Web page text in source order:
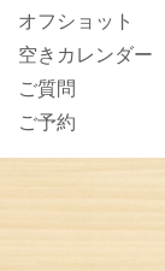
オフショット
空きカレンダー
ご質問
ご予約